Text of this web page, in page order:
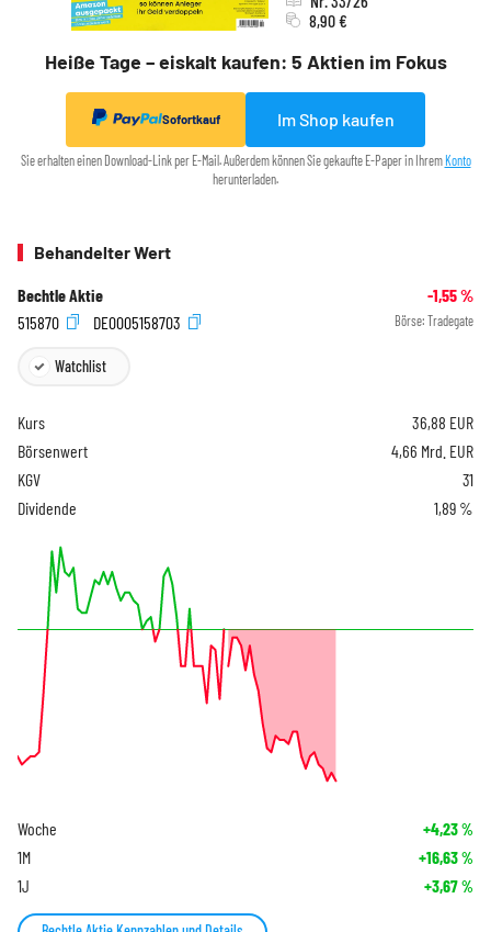
Heiße Tage – eiskalt kaufen: 5 Aktien im Fokus
8,90 €
Sofortkauf Im Shop kaufen
Sie erhalten einen Download-Link per E-Mail. Außerdem können Sie gekaufte E-Paper in Ihrem Konto
herunterladen.
Behandelter Wert
Bechtle Aktie -1,55%
515870
DE0005158703 Börse: Tradegate
Watchlist
Kurs 36,88 EUR
Börsenwert
4,66 Mrd. EUR
KGV
31
Dividende
1,89 %
Woche +4,23%
1M +16,63%
1J +3,67%